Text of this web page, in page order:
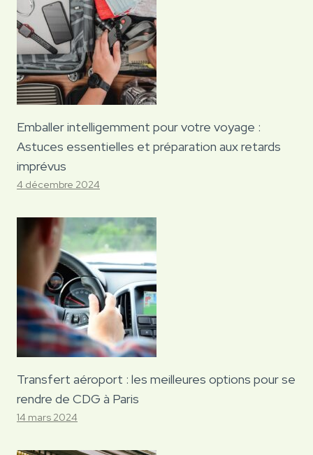
Emballer intelligemment pour votre voyage :
Astuces essentielles et préparation aux retards
imprévus
4 décembre 2024
Transfert aéroport : les meilleures options pour se
rendre de CDG à Paris
14 mars 2024